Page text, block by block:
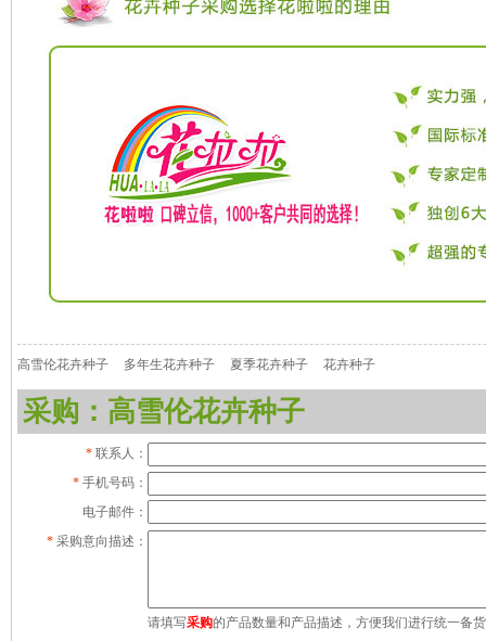
高雪伦花卉种子 多年生花卉种子 夏季花卉种子 花卉种子
采购：高雪伦花卉种子
* 联系人：
* 手机号码：
电子邮件：
* 采购意向描述：
请填写采购的产品数量和产品描述，方便我们进行统一备